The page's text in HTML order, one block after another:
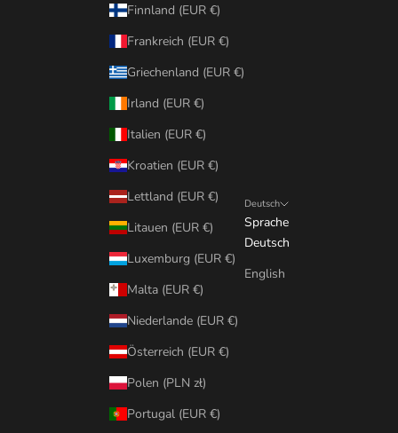
Finnland (EUR €)
Frankreich (EUR €)
Griechenland (EUR €)
Irland (EUR €)
Italien (EUR €)
Kroatien (EUR €)
Lettland (EUR €)
Litauen (EUR €)
Luxemburg (EUR €)
Malta (EUR €)
Niederlande (EUR €)
Österreich (EUR €)
Polen (PLN zł)
Portugal (EUR €)
Deutsch
Sprache
Deutsch
English